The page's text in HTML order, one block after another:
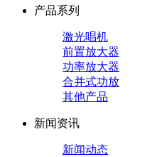
产品系列
激光唱机
前置放大器
功率放大器
合并式功放
其他产品
新闻资讯
新闻动态